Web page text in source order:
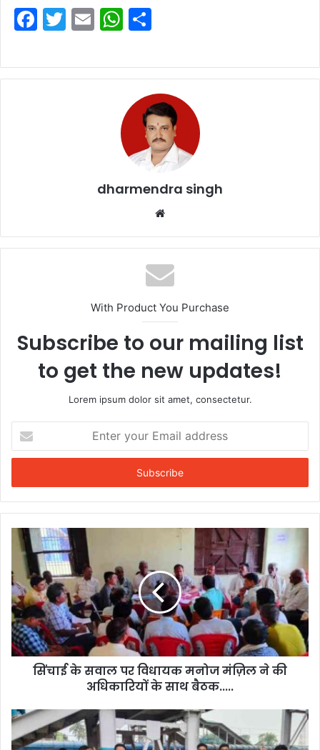
F
c
e
T
itt
er
E
ai
l
W
at
s
A
p
ar
e
dharmendra singh
Website
With Product You Purchase
Subscribe to our mailing list
to get the new updates!
Lorem ipsum dolor sit amet, consectetur.
your
Email
सिंचाई के सवाल पर विधायक मनोज मंज़िल ने की
अधिकारियों के साथ बैठक.....